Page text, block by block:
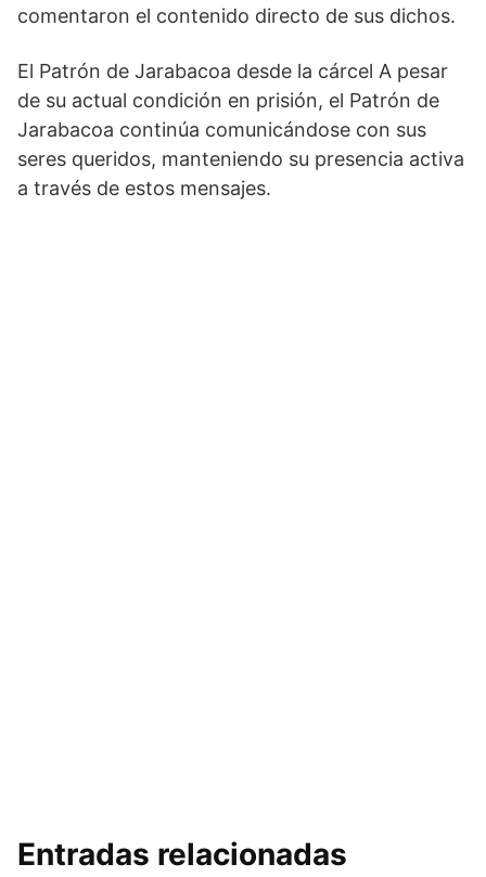
comentaron el contenido directo de sus dichos.
El Patrón de Jarabacoa desde la cárcel A pesar
de su actual condición en prisión, el Patrón de
Jarabacoa continúa comunicándose con sus
seres queridos, manteniendo su presencia activa
a través de estos mensajes.
Entradas relacionadas